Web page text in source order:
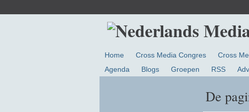
Home Cross Media Congres Cross
Agenda
Blogs Groepen RSS
De